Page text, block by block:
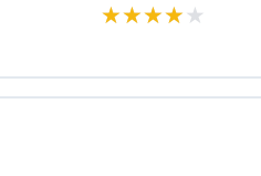
★★★★★
★★★★★